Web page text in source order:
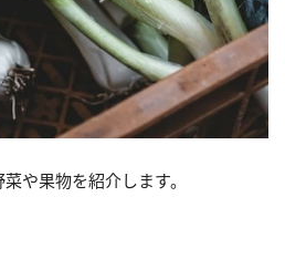
や果物を紹介します。